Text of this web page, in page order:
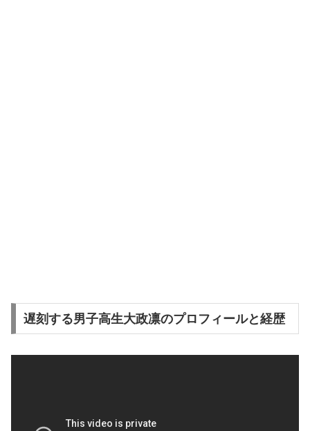
遅刻する男子高生大政凛のプロフィールと経歴